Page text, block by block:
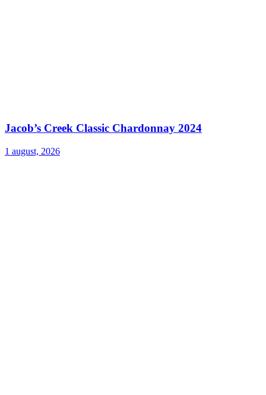
Jacob’s Creek Classic Chardonnay 2024
1 august, 2026